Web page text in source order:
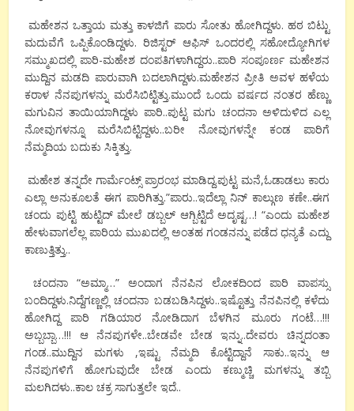
ಮಹೇಶನ ಒತ್ತಾಯ ಮತ್ತು ಕಾಳಜಿಗೆ ಪಾರು ಸೋತು ಹೋಗಿದ್ದಳು. ಹಠ ಬಿಟ್ಟು
ಮದುವೆಗೆ ಒಪ್ಪಿಕೊಂಡಿದ್ದಳು. ರಿಜಿಸ್ಟರ್ ಆಫಿಸ್ ಒಂದರಲ್ಲಿ ಸಹೋದ್ಯೋಗಿಗಳ
ಸಮ್ಮುಖದಲ್ಲಿ ಪಾರಿ-ಮಹೇಶ ದಂಪತಿಗಳಾಗಿದ್ದರು‌‌..ಪಾರಿ ಸಂಪೂರ್ಣ ಮಹೇಶನ
ಮುದ್ದಿನ ಮಡದಿ ಪಾರುವಾಗಿ ಬದಲಾಗಿದ್ದಳು.ಮಹೇಶನ ಪ್ರೀತಿ ಅವಳ ಹಳೆಯ
ಕರಾಳ ನೆನಪುಗಳನ್ನು ಮರೆಸಿಬಿಟ್ಟಿತ್ತು.ಮುಂದೆ ಒಂದು ವರ್ಷದ ನಂತರ ಹೆಣ್ಣು
ಮಗುವಿನ ತಾಯಿಯಾಗಿದ್ದಳು ಪಾರಿ..ಪುಟ್ಟ ಮಗು ಚಂದನಾ ಅಳಿದುಳಿದ ಎಲ್ಲ
ನೋವುಗಳನ್ನೂ ಮರೆಸಿಬಿಟ್ಟಿದ್ದಳು..ಬರೀ ನೋವುಗಳನ್ನೇ ಕಂಡ ಪಾರಿಗೆ
ನೆಮ್ಮದಿಯ ಬದುಕು ಸಿಕ್ಕಿತ್ತು.
ಮಹೇಶ ತನ್ನದೇ ಗಾರ್ಮೆಂಟ್ಸ್ ಪ್ರಾರಂಭ ಮಾಡಿದ್ದ.ಪುಟ್ಟ ಮನೆ,ಓಡಾಡಲು ಕಾರು
ಎಲ್ಲಾ ಅನುಕೂಲತೆ ಈಗ ಪಾರಿಗಿತ್ತು.”ಪಾರು..ಇದೆಲ್ಲಾ ನಿನ್ ಕಾಲ್ಗುಣ ಕಣೇ..ಈಗ
ಚಂದು ಪುಟ್ಟಿ ಹುಟ್ಟಿದ್ ಮೇಲೆ ಡಬ್ಬಲ್ ಆಗ್ಬಿಟ್ಟಿದೆ ಅದೃಷ್ಟ…! “ಎಂದು ಮಹೇಶ
ಹೇಳುವಾಗಲೆಲ್ಲ ಪಾರಿಯ ಮುಖದಲ್ಲಿ ಅಂತಹ ಗಂಡನನ್ನು ಪಡೆದ ಧನ್ಯತೆ ಎದ್ದು
ಕಾಣುತ್ತಿತ್ತು..
ಚಂದನಾ “ಅಮ್ಮಾ…” ಅಂದಾಗ ನೆನಪಿನ ಲೋಕದಿಂದ ಪಾರಿ ವಾಪಸ್ಸು
ಬಂದಿದ್ದಳು.ನಿದ್ದೆಗಣ್ಣಲ್ಲಿ ಚಂದನಾ ಬಡಬಡಿಸಿದ್ದಳು..ಇಷ್ಟೊತ್ತು ನೆನಪಿನಲ್ಲಿ ಕಳೆದು
ಹೋಗಿದ್ದ ಪಾರಿ ಗಡಿಯಾರ ನೋಡಿದಾಗ ಬೆಳಗಿನ ಮೂರು ಗಂಟೆ…!!!
ಅಬ್ಬಬ್ಬಾ…!!! ಆ ನೆನಪುಗಳೇ..ಬೇಡವೇ ಬೇಡ ಇನ್ನು..ದೇವರು ಚಿನ್ನದಂತಾ
ಗಂಡ..ಮುದ್ದಿನ ಮಗಳು ,ಇಷ್ಟು ನೆಮ್ಮದಿ ಕೊಟ್ಟಿದ್ದಾನೆ ಸಾಕು..ಇನ್ನು ಆ
ನೆನಪುಗಳಿಗೆ ಹೋಗುವುದೇ ಬೇಡ ಎಂದು ಕಣ್ಮುಚ್ಚಿ ಮಗಳನ್ನು ತಬ್ಬಿ
ಮಲಗಿದಳು..ಕಾಲ ಚಕ್ರ ಸಾಗುತ್ತಲೇ ಇದೆ..